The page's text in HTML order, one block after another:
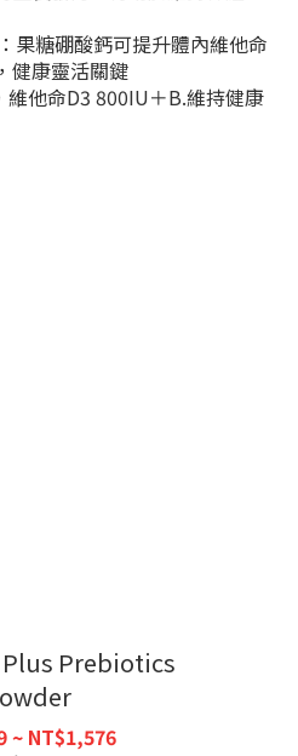
果糖硼酸鈣可提升體內維他命
，健康靈活關鍵
維他命D3 800IU＋B.維持健康
Prebiotics
~ NT$1,576